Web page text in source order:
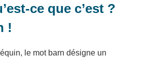
ce que c’est ?
!
le mot barn désigne un